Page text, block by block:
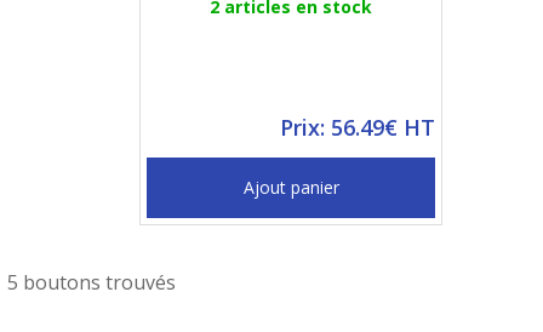
2 articles en stock
Prix: 56.49€ HT
Ajout panier
5 boutons trouvés